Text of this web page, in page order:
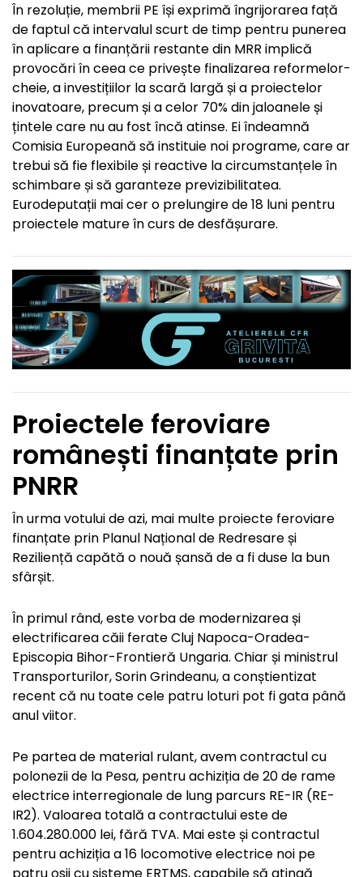
În rezoluție, membrii PE își exprimă îngrijorarea față
de faptul că intervalul scurt de timp pentru punerea
în aplicare a finanțării restante din MRR implică
provocări în ceea ce privește finalizarea reformelor-
cheie, a investițiilor la scară largă și a proiectelor
inovatoare, precum și a celor 70% din jaloanele și
țintele care nu au fost încă atinse. Ei îndeamnă
Comisia Europeană să instituie noi programe, care ar
trebui să fie flexibile și reactive la circumstanțele în
schimbare și să garanteze previzibilitatea.
Eurodeputații mai cer o prelungire de 18 luni pentru
proiectele mature în curs de desfășurare.
Proiectele feroviare
românești finanțate prin
PNRR
În urma votului de azi, mai multe proiecte feroviare
finanțate prin Planul Național de Redresare și
Reziliență capătă o nouă șansă de a fi duse la bun
sfârșit.
În primul rând, este vorba de modernizarea și
electrificarea căii ferate Cluj Napoca-Oradea-
Episcopia Bihor-Frontieră Ungaria. Chiar și ministrul
Transporturilor, Sorin Grindeanu, a conștientizat
recent că nu toate cele patru loturi pot fi gata până
anul viitor.
Pe partea de material rulant, avem contractul cu
polonezii de la Pesa, pentru achiziția de 20 de rame
electrice interregionale de lung parcurs RE-IR (RE-
IR2). Valoarea totală a contractului este de
1.604.280.000 lei, fără TVA. Mai este și contractul
pentru achiziția a 16 locomotive electrice noi pe